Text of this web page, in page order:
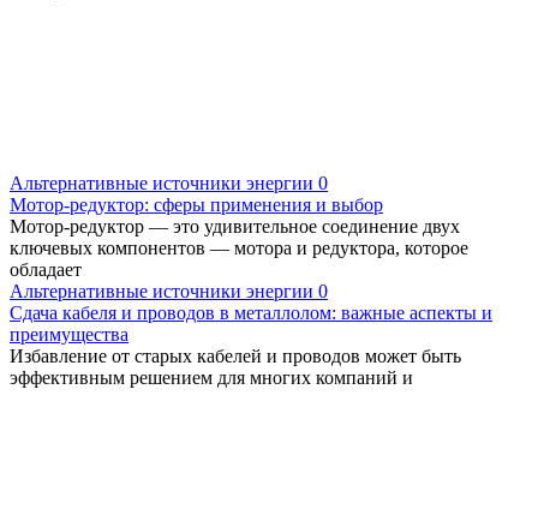
Альтернативные источники энергии 0
Мотор-редуктор: сферы применения и выбор
Мотор-редуктор — это удивительное соединение двух
ключевых компонентов — мотора и редуктора, которое
обладает
Альтернативные источники энергии 0
Сдача кабеля и проводов в металлолом: важные аспекты и
преимущества
Избавление от старых кабелей и проводов может быть
эффективным решением для многих компаний и